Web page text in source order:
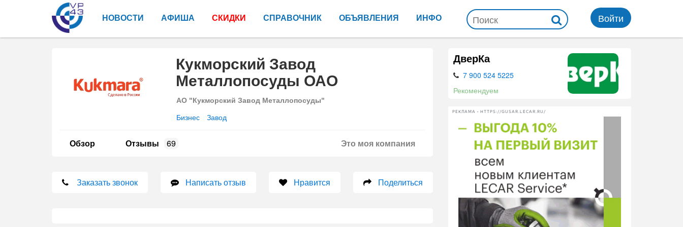
НОВОСТИ АФИША СКИДКИ СПРАВОЧНИК ОБЪЯВЛЕНИЯ ИНФО Войти
Кукморский Завод
Металлопосуды ОАО
АО "Кукморский Завод Металлопосуды"
Бизнес Завод
Это моя компания
Обзор Отзывы 69
Заказать звонок Написать отзыв Нравится Поделиться
ДверКа
7 900 524 5225
Рекомендуем
РЕКЛАМА • HTTPS://GUSAR.LECAR.RU/